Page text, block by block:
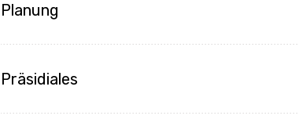
Planung
Präsidiales